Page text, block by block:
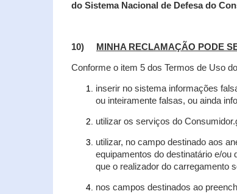
do Sistema Nacional de Defesa do
10) MINHA RECLAMAÇÃO PODE
Conforme o item 5 dos Termos de Uso
inserir no sistema informações
ou inteiramente falsas, ou ainda
utilizar os serviços do
utilizar, no campo destinado aos
equipamentos do destinatário e/ou
que o realizador do carregamento
nos campos destinados ao